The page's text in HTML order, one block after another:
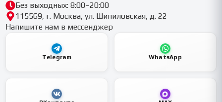
Без выходных: 8:00–20:00
115569, г. Москва, ул. Шипиловская, д. 22
Напишите нам в мессенджер
Telegram WhatsApp